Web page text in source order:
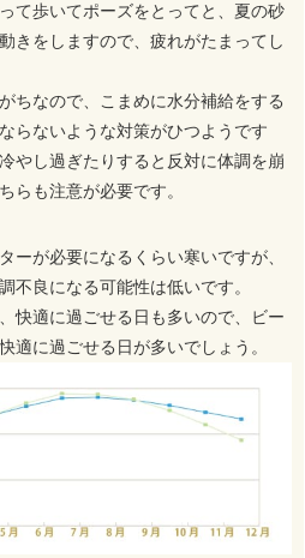
て歩いてポーズをとってと、夏の砂
きをしますので、疲れがたまってし
ちなので、こまめに水分補給をする
らないような対策がひつようです
やし過ぎたりすると反対に体調を崩
らも注意が必要です。
ーが必要になるくらい寒いですが、
不良になる可能性は低いです。
快適に過ごせる日も多いので、ビー
適に過ごせる日が多いでしょう。